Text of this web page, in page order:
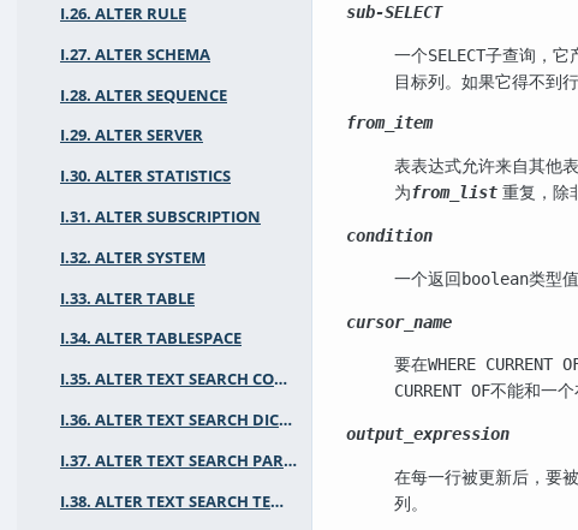
I.26. ALTER RULE
I.27. ALTER SCHEMA
I.28. ALTER SEQUENCE
I.29. ALTER SERVER
I.30. ALTER STATISTICS
I.31. ALTER SUBSCRIPTION
I.32. ALTER SYSTEM
I.33. ALTER TABLE
I.34. ALTER TABLESPACE
I.35. ALTER TEXT SEARCH CONFIGURATION
I.36. ALTER TEXT SEARCH DICTIONARY
I.37. ALTER TEXT SEARCH PARSER
I.38. ALTER TEXT SEARCH TEMPLATE
sub-SELECT
一个SELECT子查询，它
目标列。如果它得不到
from_item
表表达式允许来自其他
为from_list 重复，除
condition
一个返回boolean类型
cursor_name
要在WHERE CURRENT
CURRENT OF不能和一
output_expression
在每一行被更新后，要被
列。